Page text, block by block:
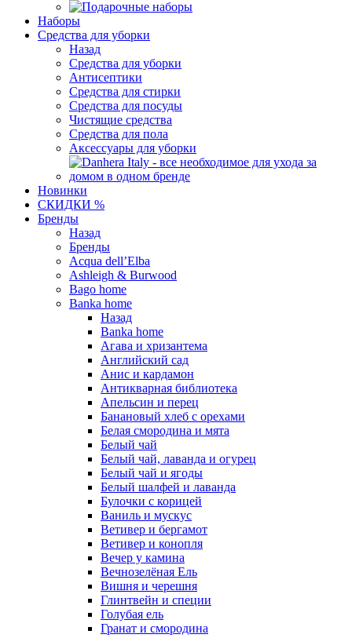
Наборы
Средства для уборки
Назад
Средства для уборки
Антисептики
Средства для стирки
Средства для посуды
Чистящие средства
Средства для пола
Аксессуары для уборки
Новинки
СКИДКИ %
Бренды
Назад
Бренды
Acqua dell’Elba
Ashleigh & Burwood
Bago home
Banka home
Назад
Banka home
Агава и хризантема
Английский сад
Анис и кардамон
Антикварная библиотека
Апельсин и перец
Банановый хлеб с орехами
Белая смородина и мята
Белый чай
Белый чай, лаванда и огурец
Белый чай и ягоды
Белый шалфей и лаванда
Булочки с корицей
Ваниль и мускус
Ветивер и бергамот
Ветивер и конопля
Вечер у камина
Вечнозелёная Ель
Вишня и черешня
Глинтвейн и специи
Голубая ель
Гранат и смородина